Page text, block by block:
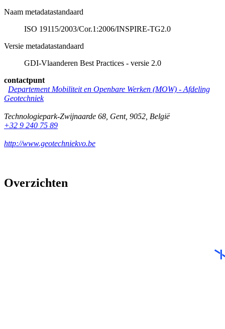
Naam metadatastandaard
ISO 19115/2003/Cor.1:2006/INSPIRE-TG2.0
Versie metadatastandaard
GDI-Vlaanderen Best Practices - versie 2.0
contactpunt
Departement Mobiliteit en Openbare Werken (MOW) - Afdeling
Geotechniek
Technologiepark-Zwijnaarde 68 Gent, 9052 België
+32 9 240 75 89
http://www.geotechniekvo.be
Overzichten